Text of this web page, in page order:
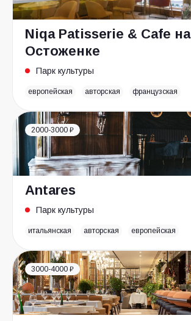
Niqa Patisserie & Cafe на
Остоженке
Парк культуры
европейская авторская французская
2000-3000 ₽
Antares
Парк культуры
итальянская авторская европейская
3000-4000 ₽